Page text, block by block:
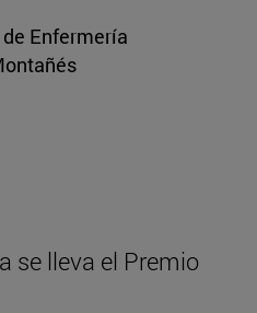
Enfermería
se lleva el Premio